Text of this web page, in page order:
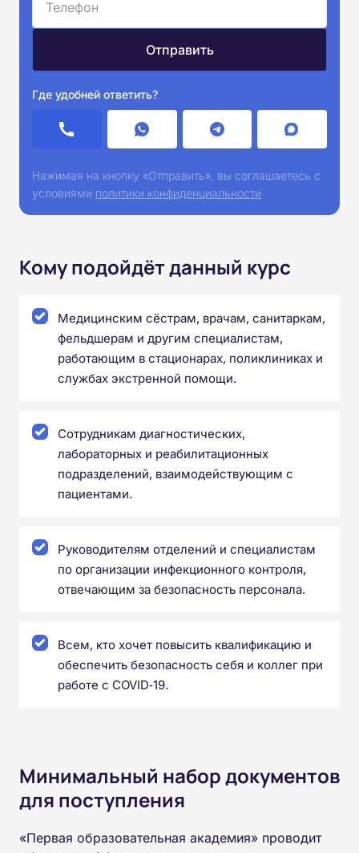
Где удобней ответить?
Нажимая на кнопку «Отправить», вы соглашаетесь с
условиями политики конфиденциальности
Кому подойдёт данный курс
Медицинским сёстрам, врачам, санитаркам,
фельдшерам и другим специалистам,
работающим в стационарах, поликлиниках и
службах экстренной помощи.
Сотрудникам диагностических,
лабораторных и реабилитационных
подразделений, взаимодействующим с
пациентами.
Руководителям отделений и специалистам
по организации инфекционного контроля,
отвечающим за безопасность персонала.
Всем, кто хочет повысить квалификацию и
обеспечить безопасность себя и коллег при
работе с COVID‑19.
Минимальный набор документов
для поступления
«Первая образовательная академия» проводит